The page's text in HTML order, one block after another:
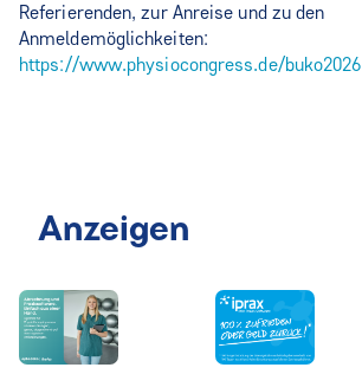
Referierenden, zur Anreise und zu den
Anmeldemöglichkeiten:
https://www.physiocongress.de/buko2026
Anzeigen